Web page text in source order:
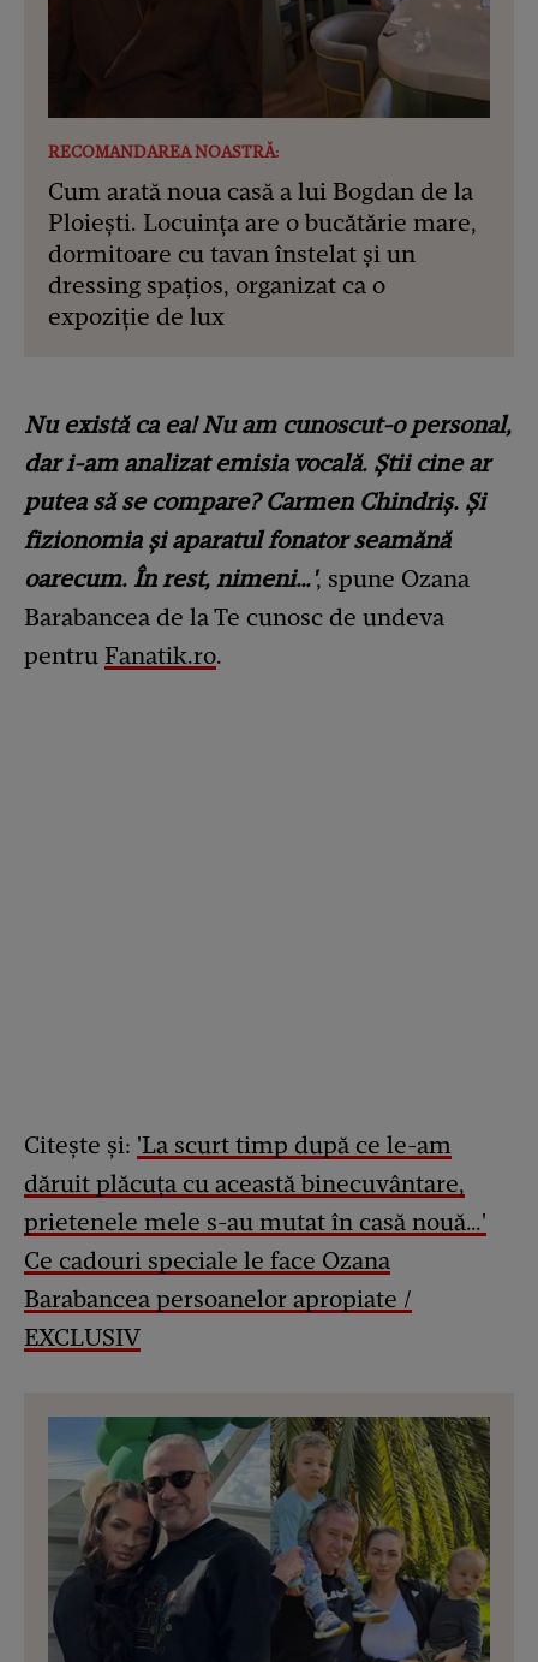
RECOMANDAREA NOASTRĂ:
Cum arată noua casă a lui Bogdan de la
Ploiești. Locuința are o bucătărie mare,
dormitoare cu tavan înstelat și un
dressing spațios, organizat ca o
expoziție de lux
Nu există ca ea! Nu am cunoscut-o personal,
dar i-am analizat emisia vocală. Știi cine ar
putea să se compare? Carmen Chindriș. Și
fizionomia și aparatul fonator seamănă
oarecum. În rest, nimeni…', spune Ozana
Barabancea de la Te cunosc de undeva
pentru Fanatik.ro.
Citește și: 'La scurt timp după ce le-am
dăruit plăcuța cu această binecuvântare,
prietenele mele s-au mutat în casă nouă…'
Ce cadouri speciale le face Ozana
Barabancea persoanelor apropiate /
EXCLUSIV